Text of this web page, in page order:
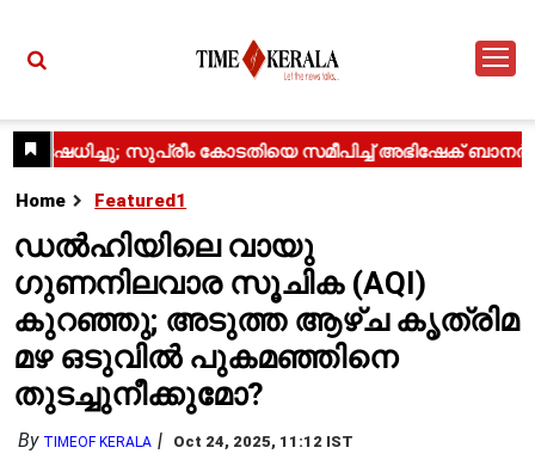
Home Featured1
ഡൽഹിയിലെ വായു
ഗുണനിലവാര സൂചിക (AQI)
കുറഞ്ഞു; അടുത്ത ആഴ്ച കൃത്രിമ
മഴ ഒടുവിൽ പുകമഞ്ഞിനെ
തുടച്ചുനീക്കുമോ?
By TIMEOF KERALA Oct 24, 2025, 11:12 IST